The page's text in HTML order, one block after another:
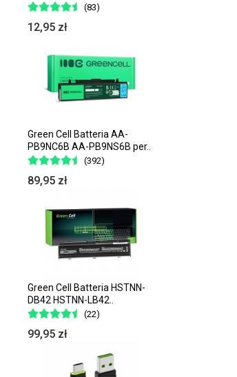
(83)
12,95 zł
Green Cell Batteria AA-
PB9NC6B AA-PB9NS6B per..
(392)
89,95 zł
Green Cell Batteria HSTNN-
DB42 HSTNN-LB42..
(22)
99,95 zł